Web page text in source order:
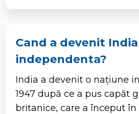
Cand a devenit India
independenta?
India a devenit o națiune
1947 după ce a pus capăt
britanice, care a început în